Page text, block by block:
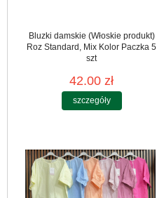
Bluzki damskie (Włoskie produkt)
Roz Standard, Mix Kolor Paczka 5
szt
42.00 zł
szczegóły